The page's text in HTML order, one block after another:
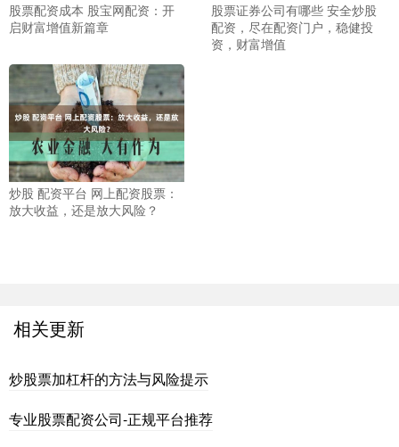
股票配资成本 股宝网配资：开
启财富增值新篇章
股票证券公司有哪些 安全炒股
配资，尽在配资门户，稳健投
资，财富增值
炒股 配资平台 网上配资股票：
放大收益，还是放大风险？
相关更新
炒股票加杠杆的方法与风险提示
专业股票配资公司-正规平台推荐